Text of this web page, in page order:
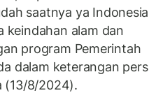
saatnya ya Indonesia
keindahan alam dan
program Pemerintah
dalam keterangan pers
(13/8/2024).